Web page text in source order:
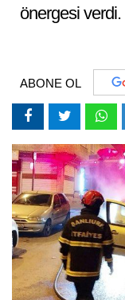
önergesi verdi.
ABONE OL